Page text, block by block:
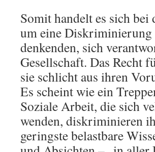
Somit handelt es sich
um eine
denkenden, sich
Gesellschaft. Das Recht
sie schlicht aus ihren
Es scheint wie ein
Soziale Arbeit, die sich
wenden, diskriminieren
geringste belastbare